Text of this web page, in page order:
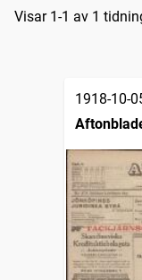
Visar 1-1 av 1
1918-10-